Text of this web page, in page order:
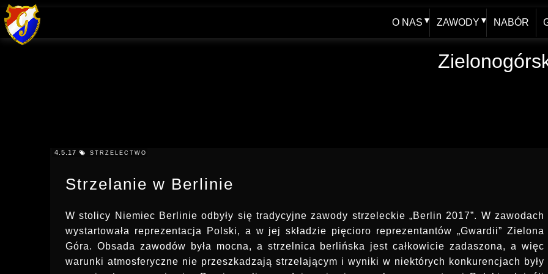
O NAS
HISTORIA - blog
ZAWODY
XXV FOOM 2019
NABÓR
Strzelanie w Berlinie
4.5.17 STRZELECTWO
W stolicy Niemiec Berlinie odbyły się tradycyjne zawody strzeleckie „Berlin 2017”. W zawodach
wystartowała reprezentacja Polski, a w jej składzie pięcioro reprezentantów „Gwardii” Zielona
Góra. Obsada zawodów była mocna, a strzelnica berlińska jest całkowicie zadaszona, a więc
warunki atmosferyczne nie przeszkadzają strzelającym i wyniki w niektórych konkurencjach były